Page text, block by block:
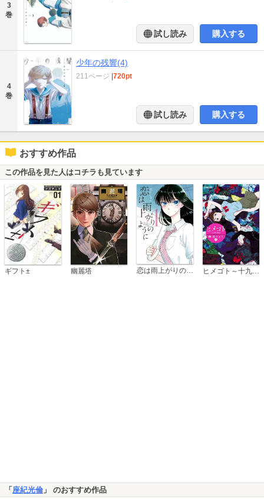
3
巻
試し読み 購入する
4
巻
少年の残響(4)
211ページ |720pt
試し読み 購入する
おすすめ作品
この作品を見た人はコチラも見ています
ギフト± 幽麗塔 恋は雨上がりのように
「座紀光倫 」 のおすすめ作品